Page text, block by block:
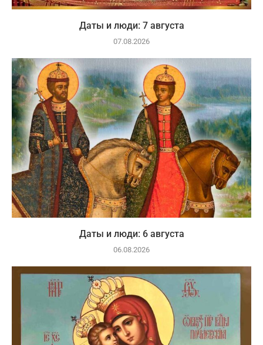
Даты и люди: 7 августа
07.08.2026
Даты и люди: 6 августа
06.08.2026